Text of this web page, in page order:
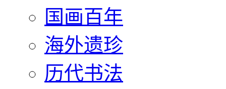
国画百年
海外遗珍
历代书法